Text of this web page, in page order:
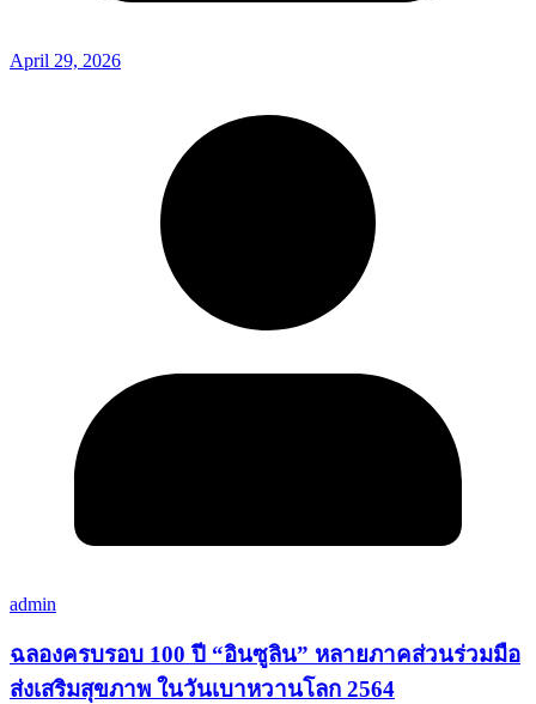
April 29, 2026
admin
ฉลองครบรอบ 100 ปี “อินซูลิน” หลายภาคส่วนร่วมมือ
ส่งเสริมสุขภาพ ในวันเบาหวานโลก 2564